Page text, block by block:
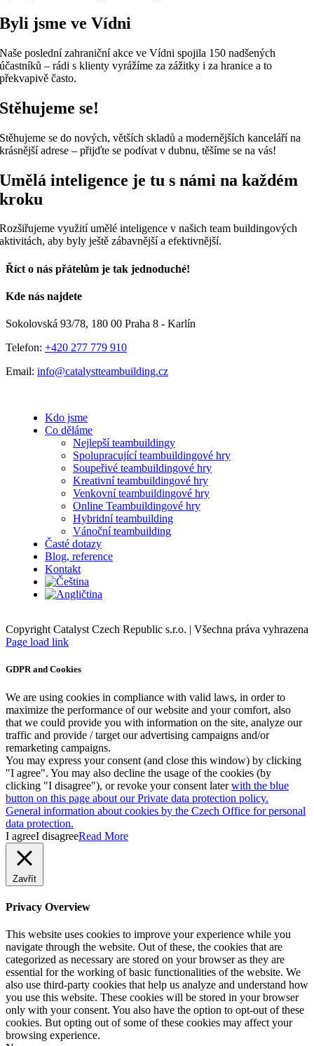
Byli jsme ve Vídni
Naše poslední zahraniční akce ve Vídni spojila 150 nadšených
účastníků – rádi s klienty vyrážíme za zážitky i za hranice a to
překvapivě často.
Stěhujeme se!
Stěhujeme se do nových, větších skladů a modernějších kanceláří na
krásnější adrese – přijďte se podívat v dubnu, těšíme se na vás!
Umělá inteligence je tu s námi na každém
kroku
Rozšiřujeme využití umělé inteligence v našich team buildingových
aktivitách, aby byly ještě zábavnější a efektivnější.
Říct o nás přátelům je tak jednoduché!
Facebook
E-
Kde nás najdete
Sokolovská 93/78, 180 00 Praha 8 - Karlín
Telefon: +420 277 779 910
Email: info@catalystteambuilding.cz
Kdo jsme
Co děláme
Nejlepší teambuildingy
Spolupracující teambuildingové hry
Soupeřivé teambuildingové hry
Kreativní teambuildingové hry
Venkovní teambuildingové hry
Online Teambuildingové hry
Hybridní teambuilding
Vánoční teambuilding
Časté dotazy
Blog, reference
Kontakt
Copyright Catalyst Czech Republic s.r.o. | Všechna práva vyhrazena
Facebook
Instagram
Page load link
GDPR and Cookies
We are using cookies in compliance with valid laws, in order to
maximize the performance of our website and your comfort, also
that we could provide you with information on the site, analyze our
traffic and provide / target our advertising campaigns and/or
remarketing campaigns.
You may express your consent (and close this window) by clicking
"I agree". You may also decline the usage of the cookies (by
clicking "I disagree"), or revoke your consent laterwith the blue
button on this page about our Private data protection policy.
General information about cookies by the Czech Office for personal
data protection.
I agreeI disagreeRead More
Zavřít
Privacy Overview
This website uses cookies to improve your experience while you
navigate through the website. Out of these, the cookies that are
categorized as necessary are stored on your browser as they are
essential for the working of basic functionalities of the website. We
also use third-party cookies that help us analyze and understand how
you use this website. These cookies will be stored in your browser
only with your consent. You also have the option to opt-out of these
cookies. But opting out of some of these cookies may affect your
browsing experience.